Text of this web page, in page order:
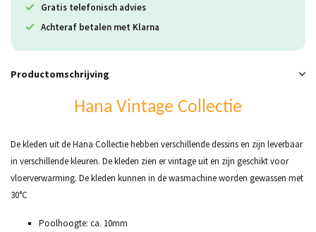
Gratis telefonisch advies
Achteraf betalen met Klarna
Productomschrijving
Hana Vintage Collectie
De kleden uit de Hana Collectie hebben verschillende dessins en zijn leverbaar
in verschillende kleuren. De kleden zien er vintage uit en zijn geschikt voor
vloerverwarming. De kleden kunnen in de wasmachine worden gewassen met
30°C
Poolhoogte: ca. 10mm